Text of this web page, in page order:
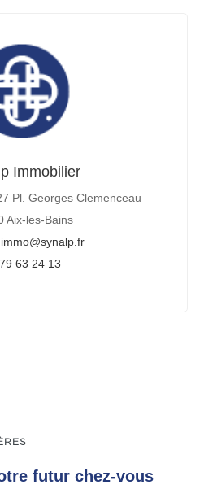
Immobilier
Pl. Georges Clemenceau
Aix-les-Bains
63 24 13
futur chez-vous